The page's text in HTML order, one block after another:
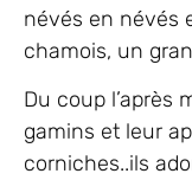
névés en névés
chamois, un
Du coup l’après
gamins et leur
corniches..ils